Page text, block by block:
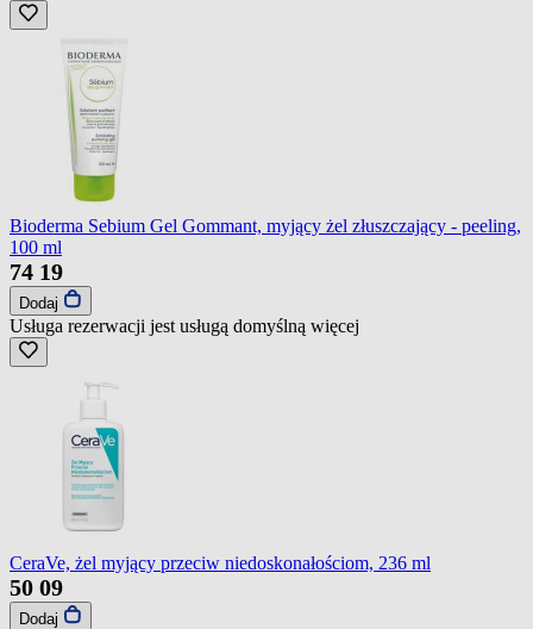
Bioderma Sebium Gel Gommant, myjący żel złuszczający - peeling,
100 ml
74 19
Dodaj
Usługa rezerwacji jest usługą domyślną więcej
CeraVe, żel myjący przeciw niedoskonałościom, 236 ml
50 09
Dodaj